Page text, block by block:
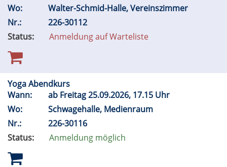
Wo:
Walter-Schmid-Halle, Vereinszimmer
Nr.:
226-30112
Status:
Anmeldung auf Warteliste
Yoga Abendkurs
Wann:
ab Freitag 25.09.2026, 17.15 Uhr
Wo:
Schwagehalle, Medienraum
Nr.:
226-30116
Status:
Anmeldung möglich